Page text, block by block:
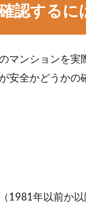
認するに
マンションを実
安全かどうかの
1981年以前か